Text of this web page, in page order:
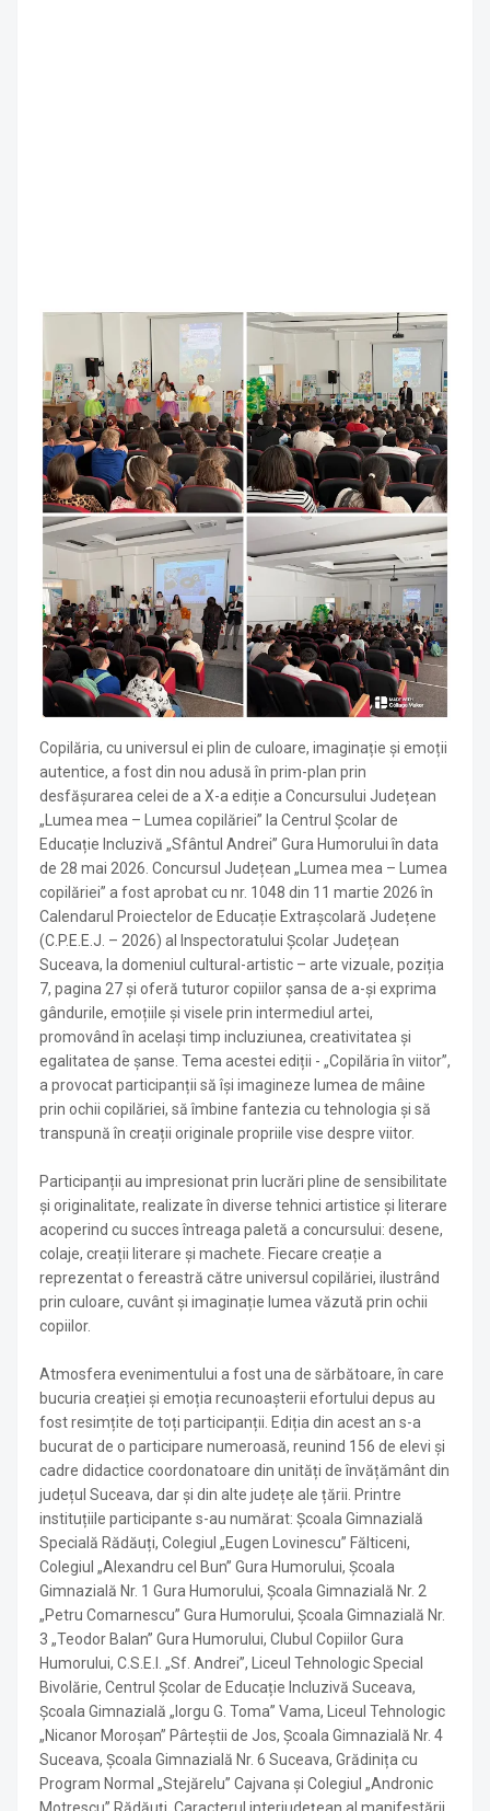
Copilăria, cu universul ei plin de culoare, imaginație și emoții
autentice, a fost din nou adusă în prim-plan prin
desfășurarea celei de a X-a ediție a Concursului Județean
„Lumea mea – Lumea copilăriei” la Centrul Școlar de
Educație Incluzivă „Sfântul Andrei” Gura Humorului în data
de 28 mai 2026. Concursul Județean „Lumea mea – Lumea
copilăriei” a fost aprobat cu nr. 1048 din 11 martie 2026 în
Calendarul Proiectelor de Educație Extrașcolară Județene
(C.P.E.E.J. – 2026) al Inspectoratului Școlar Județean
Suceava, la domeniul cultural-artistic – arte vizuale, poziția
7, pagina 27 și oferă tuturor copiilor șansa de a-și exprima
gândurile, emoțiile și visele prin intermediul artei,
promovând în același timp incluziunea, creativitatea și
egalitatea de șanse. Tema acestei ediții - „Copilăria în viitor”,
a provocat participanții să își imagineze lumea de mâine
prin ochii copilăriei, să îmbine fantezia cu tehnologia și să
transpună în creații originale propriile vise despre viitor.
Participanții au impresionat prin lucrări pline de sensibilitate
și originalitate, realizate în diverse tehnici artistice și literare
acoperind cu succes întreaga paletă a concursului: desene,
colaje, creații literare și machete. Fiecare creație a
reprezentat o fereastră către universul copilăriei, ilustrând
prin culoare, cuvânt și imaginație lumea văzută prin ochii
copiilor.
Atmosfera evenimentului a fost una de sărbătoare, în care
bucuria creației și emoția recunoașterii efortului depus au
fost resimțite de toți participanții. Ediția din acest an s-a
bucurat de o participare numeroasă, reunind 156 de elevi și
cadre didactice coordonatoare din unități de învățământ din
județul Suceava, dar și din alte județe ale țării. Printre
instituțiile participante s-au numărat: Școala Gimnazială
Specială Rădăuți, Colegiul „Eugen Lovinescu” Fălticeni,
Colegiul „Alexandru cel Bun” Gura Humorului, Școala
Gimnazială Nr. 1 Gura Humorului, Școala Gimnazială Nr. 2
„Petru Comarnescu” Gura Humorului, Școala Gimnazială Nr.
3 „Teodor Balan” Gura Humorului, Clubul Copiilor Gura
Humorului, C.S.E.I. „Sf. Andrei”, Liceul Tehnologic Special
Bivolărie, Centrul Școlar de Educație Incluzivă Suceava,
Școala Gimnazială „Iorgu G. Toma” Vama, Liceul Tehnologic
„Nicanor Moroșan” Pârteștii de Jos, Școala Gimnazială Nr. 4
Suceava, Școala Gimnazială Nr. 6 Suceava, Grădinița cu
Program Normal „Stejărelu” Cajvana și Colegiul „Andronic